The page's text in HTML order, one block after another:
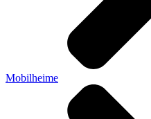
Mobilheime